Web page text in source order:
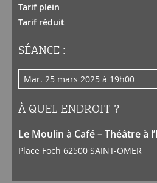
Tarif plein
Tarif réduit
SÉANCE :
mar. 25 mars 2025 à 19h00
À QUEL ENDROIT ?
Le Moulin à Café – Théâtre à
Place Foch 62500 SAINT-OMER